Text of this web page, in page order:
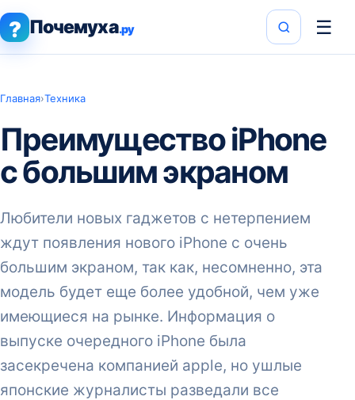
? Почемуха.ру ☰
Главная›Техника
Преимущество iPhone
с большим экраном
Любители новых гаджетов с нетерпением
ждут появления нового iPhone с очень
большим экраном, так как, несомненно, эта
модель будет еще более удобной, чем уже
имеющиеся на рынке. Информация о
выпуске очередного iPhone была
засекречена компанией apple, но ушлые
японские журналисты разведали все